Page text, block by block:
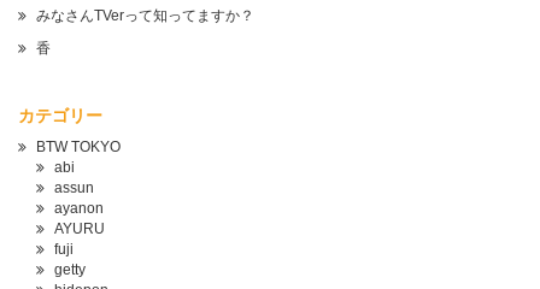
みなさんTVerって知ってますか？
香
カテゴリー
BTW TOKYO
abi
assun
ayanon
AYURU
fuji
getty